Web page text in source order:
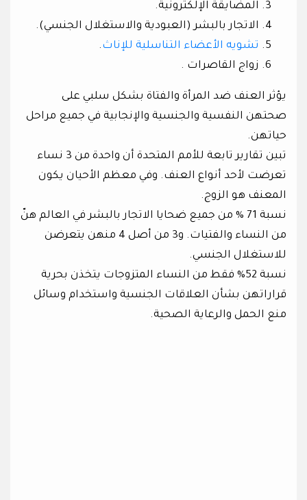
المضايقة الإلكترونية.
الاتجار بالبشر (العبودية والاستغلال الجنسي).
تشويه الأعضاء التناسلية للإناث.
زواج القاصرات .
يؤثر العنف ضد المرأة والفتاة بشكل سلبي على
صحتهن النفسية والجنسية والإنجابية في جميع مراحل
حياتهن.
تبين تقارير تابعة للأمم المتحدة أن واحدة من 3 نساء
تعرضت لأحد أنواع العنف. وفي معظم الأحيان يكون
المعنف هو الزوج.
نسبة 71 % من جميع ضحايا الاتجار بالبشر في العالم هنّ
من النساء والفتيات. و3 من أصل 4 منهن يتعرضن
للاستغلال الجنسي.
نسبة 52% فقط من النساء المتزوجات يتخذن بحرية
قراراتهن بشأن العلاقات الجنسية واستخدام وسائل
منع الحمل والرعاية الصحية.